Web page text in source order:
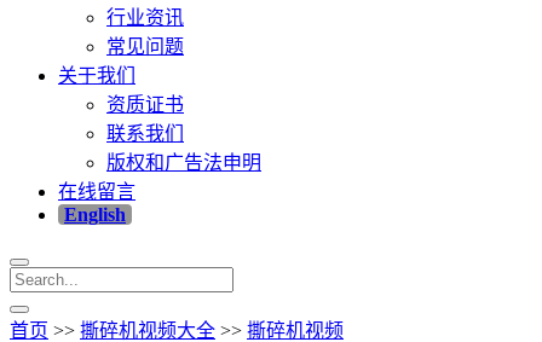
行业资讯
常见问题
关于我们
资质证书
联系我们
版权和广告法申明
在线留言
English
首页 >> 撕碎机视频大全 >> 撕碎机视频